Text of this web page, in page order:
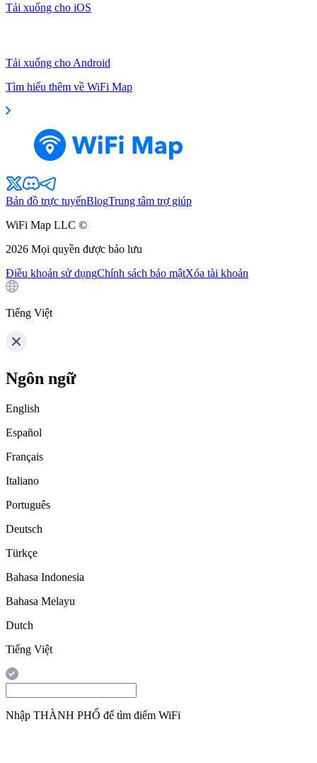
Tải xuống cho iOS
Tải xuống cho Android
Tìm hiểu thêm về WiFi Map
Bản đồ trực tuyếnBlogTrung tâm trợ giúp
WiFi Map LLC ©
2026 Mọi quyền được bảo lưu
Điều khoản sử dụngChính sách bảo mậtXóa tài khoản
Tiếng Việt
Ngôn ngữ
English
Español
Français
Italiano
Português
Deutsch
Türkçe
Bahasa Indonesia
Bahasa Melayu
Dutch
Tiếng Việt
Nhập THÀNH PHỐ để tìm điểm WiFi